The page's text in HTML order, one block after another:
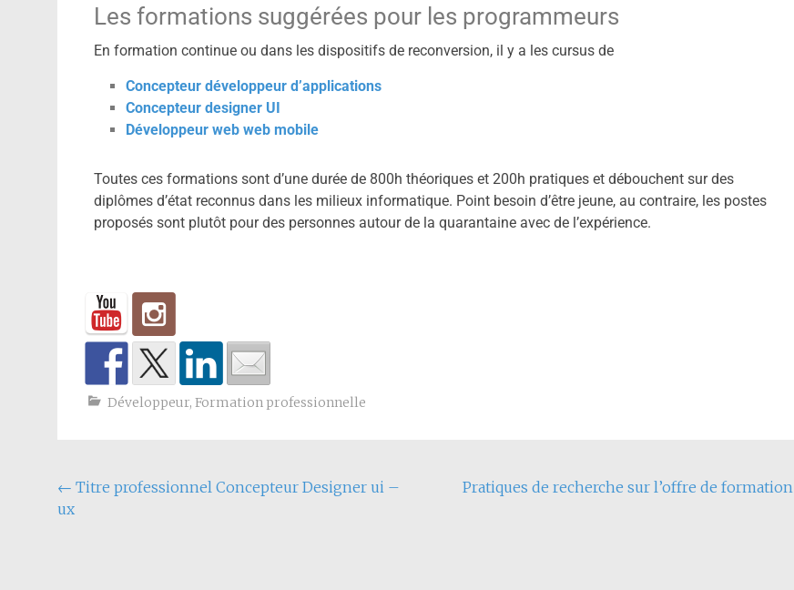
Les formations suggérées pour les programmeurs
En formation continue ou dans les dispositifs de reconversion, il y a les cursus de
Concepteur développeur d’applications
Concepteur designer UI
Développeur web web mobile
Toutes ces formations sont d’une durée de 800h théoriques et 200h pratiques et débouchent sur des
diplômes d’état reconnus dans les milieux informatique. Point besoin d’être jeune, au contraire, les postes
proposés sont plutôt pour des personnes autour de la quarantaine avec de l’expérience.
Développeur, Formation professionnelle
← Titre professionnel Concepteur Designer ui –
ux
Pratiques de recherche sur l’offre de formation